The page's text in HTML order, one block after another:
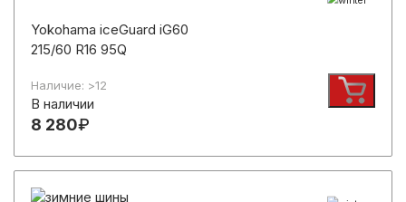
Yokohama iceGuard iG60
215/60 R16 95Q
Наличие: >12
В наличии
8 280₽